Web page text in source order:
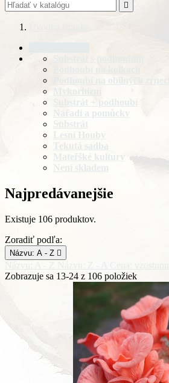

Podhoubí na obilných zrnech
Mykorhizní
Substrát + podhoubí
Nářadí a pomůcky
Substrát
Lesní Houby
Tekutá sadba
Mateřšké kultury
Není skladem
Najpredávanejšie
Existuje 106 produktov.
Zoradiť podľa:
Názvu: A - Z 
Zobrazuje sa 13-24 z 106 položiek